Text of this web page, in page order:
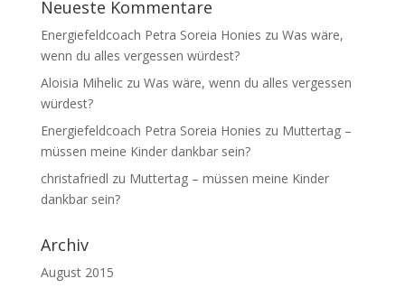
Neueste Kommentare
Energiefeldcoach Petra Soreia Honies zu Was wäre,
wenn du alles vergessen würdest?
Aloisia Miheliczu Was wäre, wenn du alles vergessen
würdest?
Energiefeldcoach Petra Soreia Honies zu Muttertag –
müssen meine Kinder dankbar sein?
christafriedl zu Muttertag – müssen meine Kinder
dankbar sein?
Archiv
August 2015